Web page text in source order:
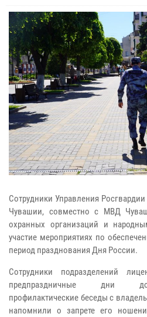
Сотрудники Управления
Чувашии, совместно с МВД
охранных организаций и
участие мероприятиях по
период празднования Дня России.
Сотрудники подразделений
предпраздничные дни
профилактические беседы с
напомнили о запрете его